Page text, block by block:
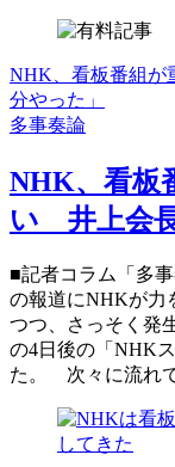
NHK、看板番組
分やった」
多事奏論
NHK、看板
い 井上会
■記者コラム「多
の報道にNHKが力
つつ、さっそく発
の4日後の「NHK
た。 次々に流れ